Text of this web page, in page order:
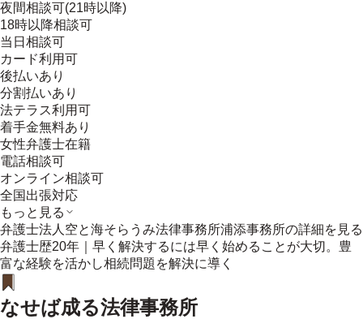
夜間相談可(21時以降)
18時以降相談可
当日相談可
カード利用可
後払いあり
分割払いあり
法テラス利用可
着手金無料あり
女性弁護士在籍
電話相談可
オンライン相談可
全国出張対応
もっと見る
弁護士法人空と海そらうみ法律事務所浦添事務所の詳細を見る
弁護士歴20年｜早く解決するには早く始めることが大切。豊
富な経験を活かし相続問題を解決に導く
なせば成る法律事務所